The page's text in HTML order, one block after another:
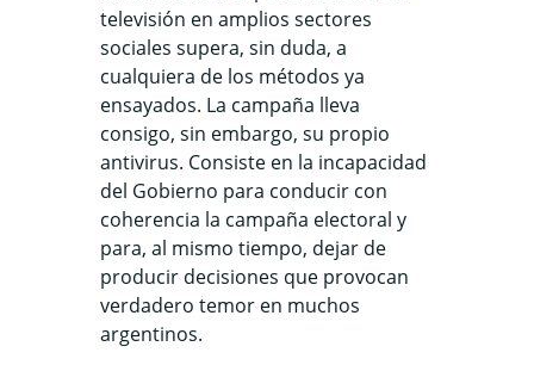
televisión en amplios sectores
sociales supera, sin duda, a
cualquiera de los métodos ya
ensayados. La campaña lleva
consigo, sin embargo, su propio
antivirus. Consiste en la incapacidad
del Gobierno para conducir con
coherencia la campaña electoral y
para, al mismo tiempo, dejar de
producir decisiones que provocan
verdadero temor en muchos
argentinos.